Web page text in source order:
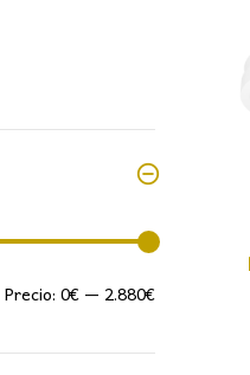
Precio
Precio
Precio: 0€ — 2.880€